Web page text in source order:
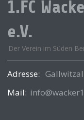
1.FC
e.V.
Der Verein im Süden
Adresse:
Mail: